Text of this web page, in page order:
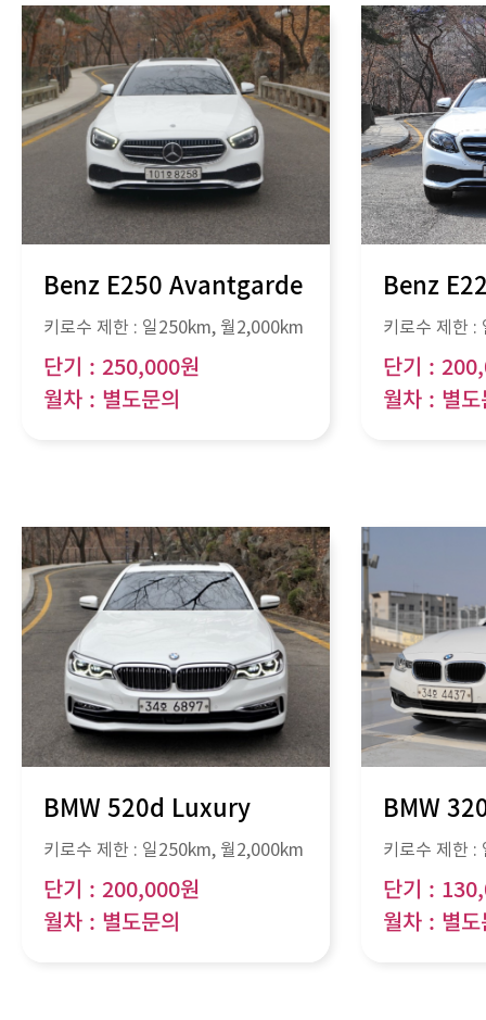
Benz E250 Avantgarde
키로수 제한 : 일250km, 월2,000km
단기 : 250,000원
월차 : 별도문의
Benz
키로수 제한 :
단기 :
월차 : 별
BMW 520d Luxury
키로수 제한 : 일250km, 월2,000km
단기 : 200,000원
월차 : 별도문의
BMW
키로수 제한 :
단기 :
월차 : 별